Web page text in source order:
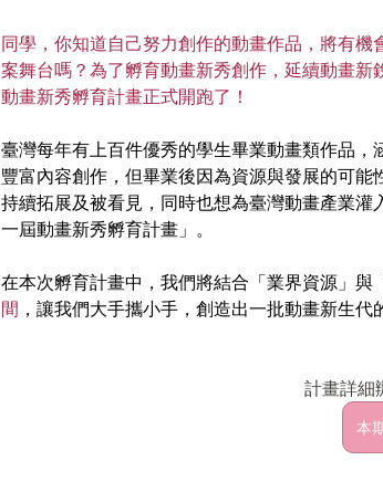
同學，你知道自己努力創作的動畫作品，將有
案舞台嗎？為了孵育動畫新秀創作，延續動畫
動畫新秀孵育計畫正式開跑了！
臺灣每年有上百件優秀的學生畢業動畫類作品
豐富內容創作，但畢業後因為資源與發展的可
持續拓展及被看見，同時也想為臺灣動畫產業
一屆動畫新秀孵育計畫」。
在本次孵育計畫中，我們將結合「業界資源」與
間 ，讓我們大手攜小手，創造出一批動畫新生代
計畫詳細
本